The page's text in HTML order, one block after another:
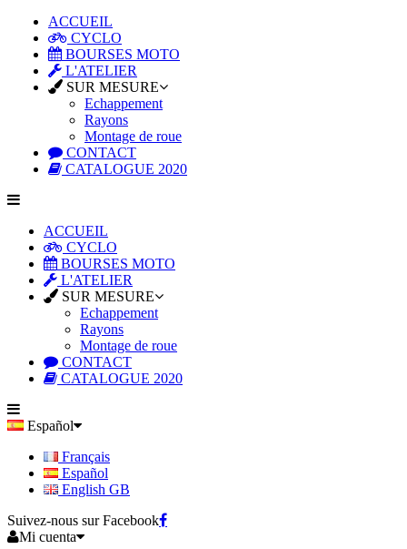
ACCUEIL
CYCLO
BOURSES MOTO
L'ATELIER
SUR MESURE
Echappement
Rayons
Montage de roue
CONTACT
CATALOGUE 2020
ACCUEIL
CYCLO
BOURSES MOTO
L'ATELIER
SUR MESURE
Echappement
Rayons
Montage de roue
CONTACT
CATALOGUE 2020
Español
Français
Español
English GB
Suivez-nous sur Facebook
Mi cuenta